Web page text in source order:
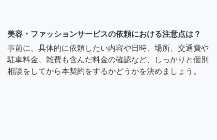
美容・ファッションサービスの依頼における注意点は？
事前に、具体的に依頼したい内容や日時、場所、交通費や
駐車料金、雑費も含んだ料金の確認など、しっかりと個別
相談をしてから本契約をするかどうかを決めましょう。